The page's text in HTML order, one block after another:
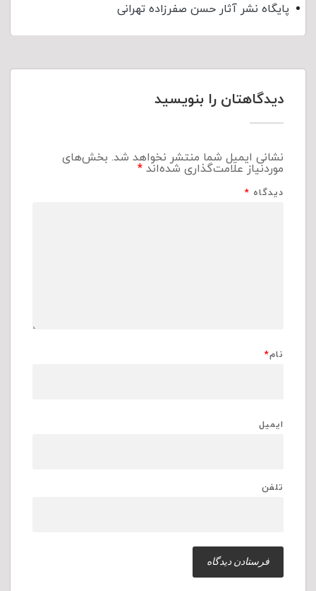
پایگاه نشر آثار حسن صفرزاده تهرانی
دیدگاهتان را بنویسید
نشانی ایمیل شما منتشر نخواهد شد. بخش‌های
موردنیاز علامت‌گذاری شده‌اند*
دیدگاه *
نام*
ایمیل
تلفن